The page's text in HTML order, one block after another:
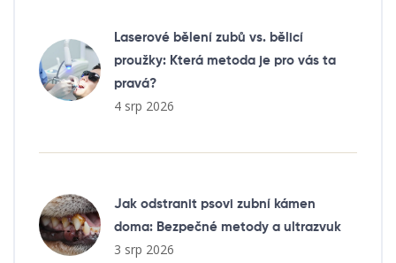
Laserové bělení zubů vs. bělicí
proužky: Která metoda je pro vás ta
pravá?
4 srp 2026
Jak odstranit psovi zubní kámen
doma: Bezpečné metody a ultrazvuk
3 srp 2026